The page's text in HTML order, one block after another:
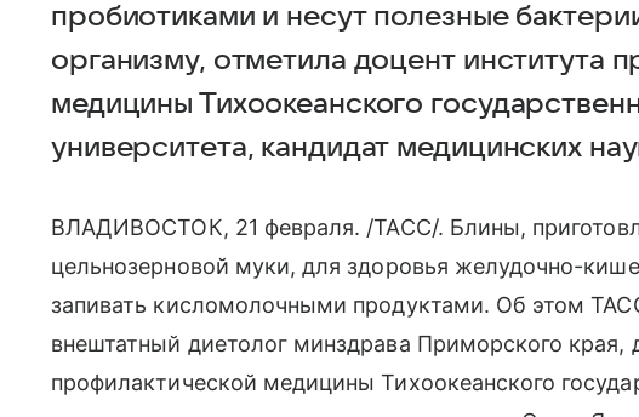
пробиотиками и несут полезные
организму, отметила доцент института
медицины Тихоокеанского
университета, кандидат медицинских
ВЛАДИВОСТОК, 21 февраля. /ТАСС/. Блины,
цельнозерновой муки, для здоровья желудочно-
запивать кисломолочными продуктами. Об этом
внештатный диетолог минздрава Приморского края,
профилактической медицины Тихоокеанского